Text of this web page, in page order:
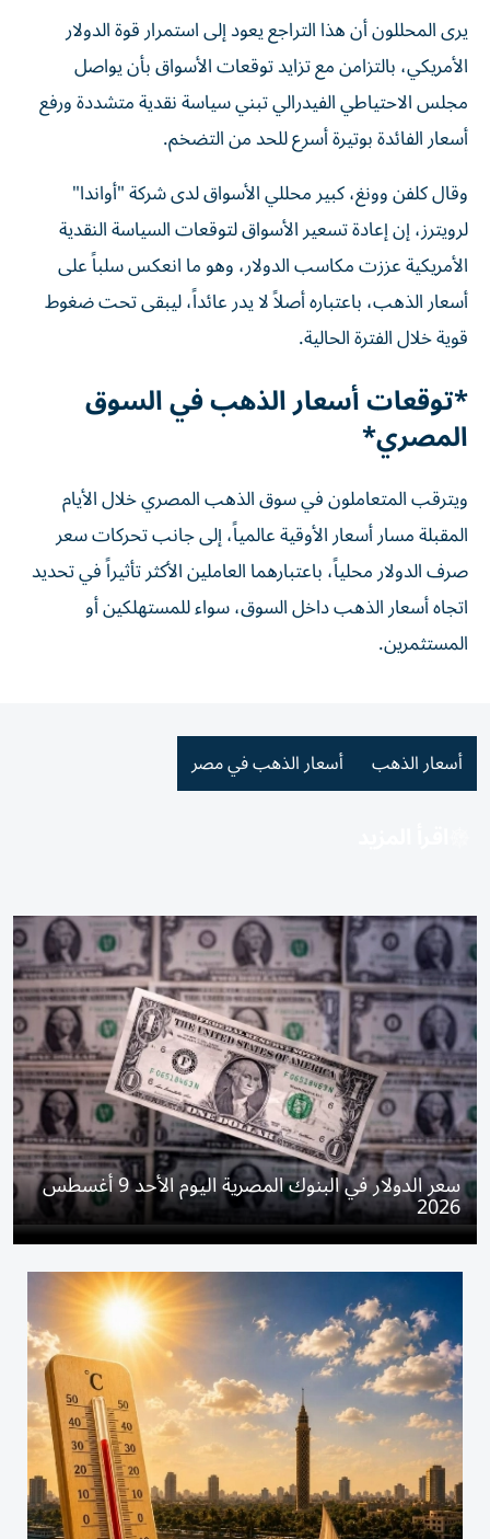
يرى المحللون أن هذا التراجع يعود إلى استمرار قوة الدولار
الأمريكي، بالتزامن مع تزايد توقعات الأسواق بأن يواصل
مجلس الاحتياطي الفيدرالي تبني سياسة نقدية متشددة ورفع
أسعار الفائدة بوتيرة أسرع للحد من التضخم.
وقال كلفن وونغ، كبير محللي الأسواق لدى شركة "أواندا"
لرويترز، إن إعادة تسعير الأسواق لتوقعات السياسة النقدية
الأمريكية عززت مكاسب الدولار، وهو ما انعكس سلباً على
أسعار الذهب، باعتباره أصلاً لا يدر عائداً، ليبقى تحت ضغوط
قوية خلال الفترة الحالية.
*توقعات أسعار الذهب في السوق
المصري*
ويترقب المتعاملون في سوق الذهب المصري خلال الأيام
المقبلة مسار أسعار الأوقية عالمياً، إلى جانب تحركات سعر
صرف الدولار محلياً، باعتبارهما العاملين الأكثر تأثيراً في تحديد
اتجاه أسعار الذهب داخل السوق، سواء للمستهلكين أو
المستثمرين.
أسعار الذهب أسعار الذهب في مصر
سعر الدولار في البنوك المصرية اليوم الأحد 9 أغسطس
2026